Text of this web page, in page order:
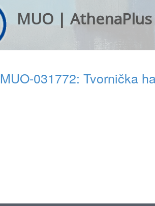
MUO | AthenaPlus
MUO-031772: Tvornička